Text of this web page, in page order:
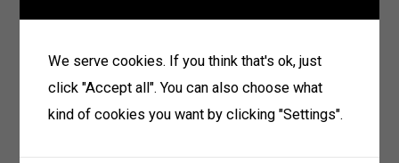
тогтоох асуудлыг Засгийн газрын
мөрдүүлэх.
Цагаан сарын баярт зориулсан олон
нийтийг хамруулсан үзэсгэлэн худалдаа,
We serve cookies. If you think that's ok, just
click "Accept all". You can also choose what
kind of cookies you want by clicking "Settings".